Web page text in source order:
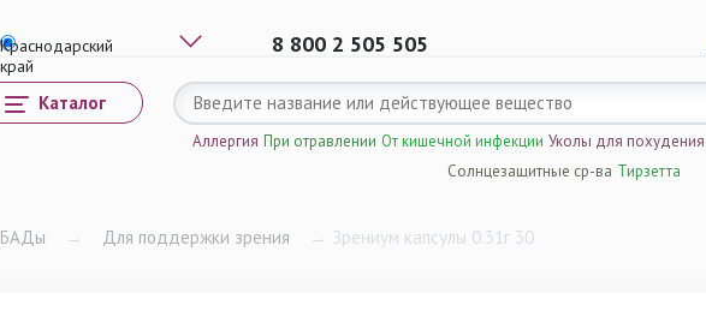
8 800 2 505 505
Каталог
Аллергия При отравлении От кишечной инфекции Уколы для похудения
Солнцезащитные ср-ва Тирзетта
БАДы → Для поддержки зрения → Зрениум капсулы 0.31г 30